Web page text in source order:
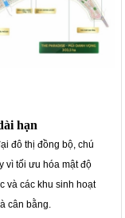
hạn
đô thị đồng bộ, chú
vì tối ưu hóa mật độ
và các khu sinh hoạt
cân bằng.